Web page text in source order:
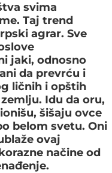
svima
Taj trend
agrar. Sve
jaki, odnosno
da prevrću i
ličnih i opštih
Idu da oru,
šišaju ovce
belom svetu. Oni
ovaj
načine od